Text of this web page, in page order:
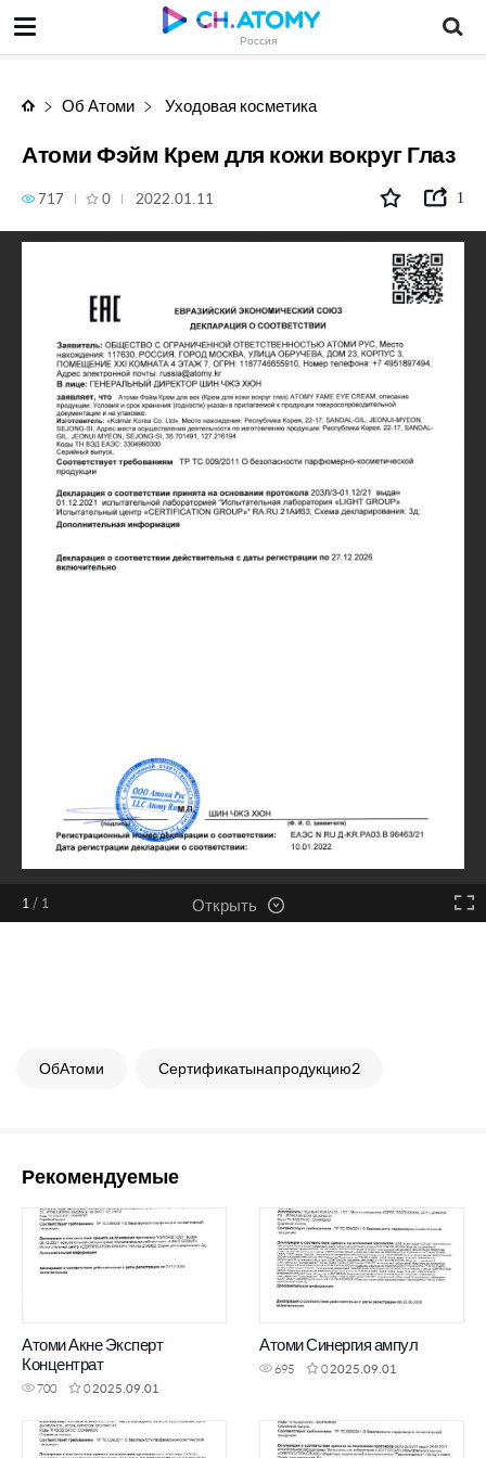
Россия
Атоми Фэйм Крем для кожи вокруг Глаз
Об Атоми Уходовая косметика
Атоми Фэйм Крем для кожи вокруг Глаз
717 0 2022.01.11 1
1/ 1 Открыть
ОбАтоми Сертификатынапродукцию2
Рекомендуемые
Атоми Акне Эксперт
Концентрат
700 02025.09.01
Атоми Синергия ампул
695 02025.09.01